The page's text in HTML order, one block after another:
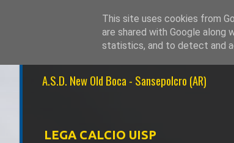
NEW OLD
A.S.D. New Old Boca - Sansepolcro (AR)
LEGA CALCIO UISP
This site uses cookies from
are shared with Google along
statistics, and to detect and